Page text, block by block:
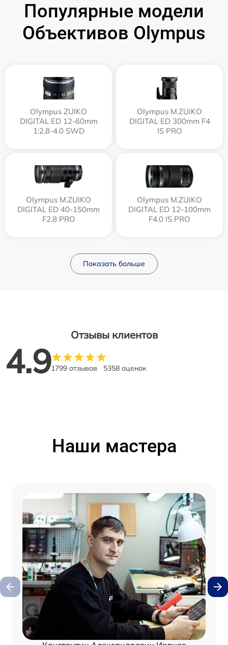
Популярные модели
Объективов Olympus
Olympus ZUIKO
DIGITAL ED 12-60mm
1:2.8-4.0 SWD
Olympus M.ZUIKO
DIGITAL ED 300mm F4
IS PRO
Olympus M.ZUIKO
DIGITAL ED 40-150mm
F2.8 PRO
Olympus M.ZUIKO
DIGITAL ED 12‑100mm
F4.0 IS PRO
Показать больше
Отзывы клиентов
4.91799 отзывов 5358 оценок
Наши мастера